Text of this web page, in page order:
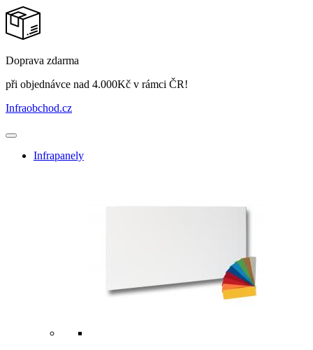
Doprava zdarma
při objednávce nad 4.000Kč v rámci ČR!
Infraobchod.cz
Infrapanely